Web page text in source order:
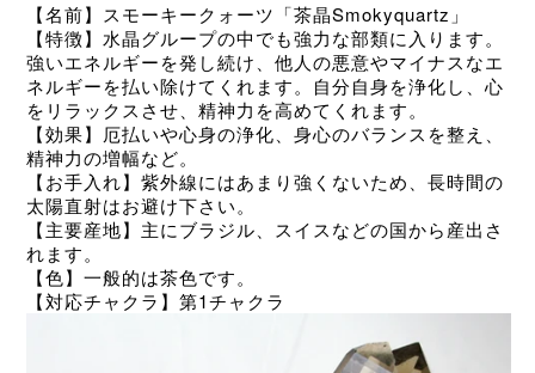
【名前】スモーキークォーツ「茶晶Smokyquartz 」
【特徴】水晶グループの中でも強力な部類に入ります。
強いエネルギーを発し続け、他人の悪意やマイナスなエ
ネルギーを払い除けてくれます。自分自身を浄化し、心
をリラックスさせ、精神力を高めてくれます。
【効果】厄払いや心身の浄化、身心のバランスを整え、
精神力の増幅など。
【お手入れ】紫外線にはあまり強くないため、長時間の
太陽直射はお避け下さい。
【主要産地】主にブラジル、スイスなどの国から産出さ
れます。
【色】一般的は茶色です。
【対応チャクラ】第1チャクラ